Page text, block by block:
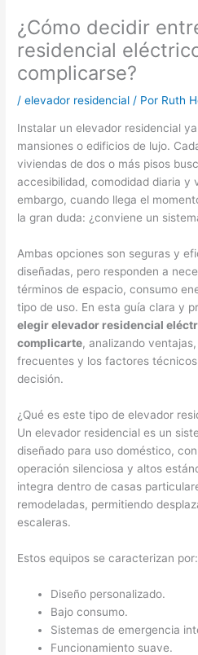
¿Cómo decidir
residencial
complicarse?
/elevador residencial / Por Ruth
Instalar un elevador residencial
mansiones o edificios de lujo.
viviendas de dos o más pisos
accesibilidad, comodidad diaria y
embargo, cuando llega el
la gran duda: ¿conviene un
Ambas opciones son seguras y
diseñadas, pero responden a
términos de espacio, consumo
tipo de uso. En esta guía clara y
elegir elevador residencial
complicarte, analizando
frecuentes y los factores
decisión.
¿Qué es este tipo de elevador
Un elevador residencial es un
diseñado para uso doméstico,
operación silenciosa y altos
integra dentro de casas
remodeladas, permitiendo
escaleras.
Estos equipos se caracterizan por:
Diseño personalizado.
Bajo consumo.
Sistemas de emergencia
Funcionamiento suave.